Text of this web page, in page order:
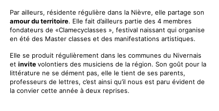
Par ailleurs, résidente régulière dans la Nièvre, elle partage son
amour du territoire. Elle fait d’ailleurs partie des 4 membres
fondateurs de «Clamecyclasses », festival naissant qui organise
en été des Master classes et des manifestations artistiques.
Elle se produit régulièrement dans les communes du Nivernais
et invitevolontiers des musiciens de la région. Son goût pour la
littérature ne se dément pas, elle le tient de ses parents,
professeurs de lettres, c’est ainsi qu’il nous est paru évident de
la convier cette année à deux reprises.